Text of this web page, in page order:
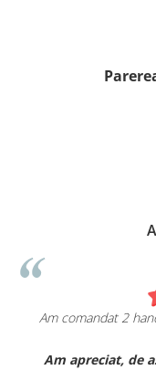
Am comandat 2
Am apreciat, de